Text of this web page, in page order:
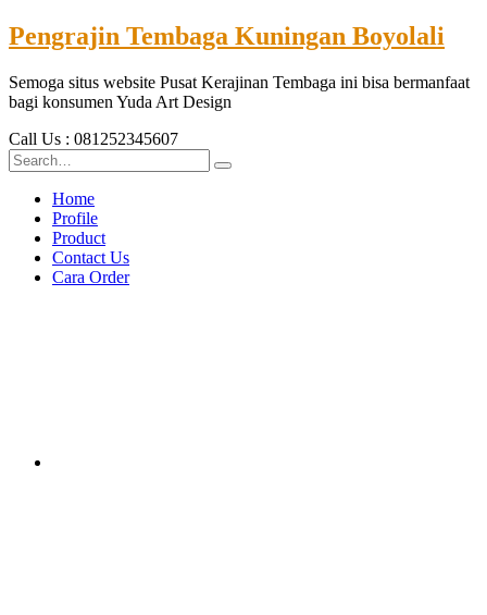
Pengrajin Tembaga Kuningan Boyolali
Semoga situs website Pusat Kerajinan Tembaga ini bisa bermanfaat
bagi konsumen Yuda Art Design
Call Us : 081252345607
Home
Profile
Product
Contact Us
Cara Order